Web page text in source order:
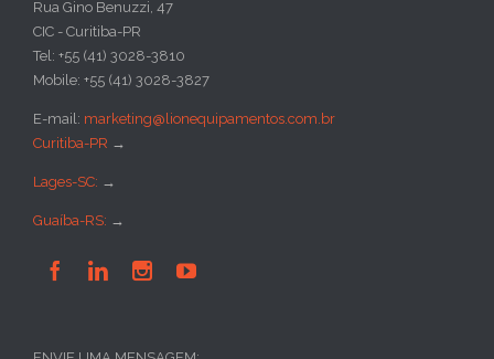
Rua Gino Benuzzi, 47
CIC - Curitiba-PR
Tel: +55 (41) 3028-3810
Mobile: +55 (41) 3028-3827
E-mail: marketing@lionequipamentos.com.br
Curitiba-PR →
Lages-SC: →
Guaíba-RS: →
   